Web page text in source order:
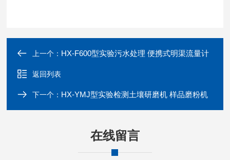
上一个： HX-F600型实验污水处理 便携式明渠流量计
返回列表
下一个： HX-YMJ型实验检测土壤研磨机 样品磨粉机
在线留言